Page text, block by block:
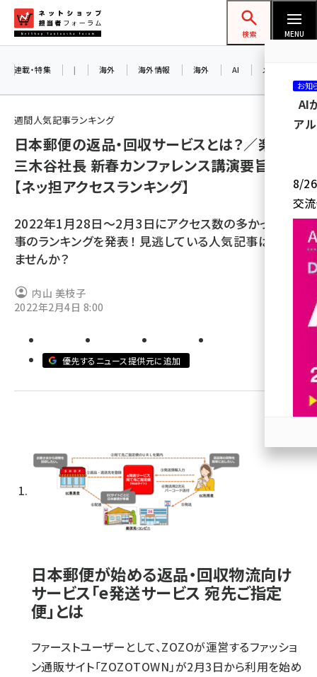
ン
ネットショップ担当者フォーラム
検索 MENU
amazon (2249)
yahoo (1901)
ecbeing (1207)
アスクル (1119)
base (1077)
ビィ・フォアード (773)
revico (740)
連載・特集 | 海外 海外情報 海外 AI メタバース
週間人気記事ランキング
日本郵便の返品・回収サービスとは？／楽天
三木谷社長 新春カンファレンス講演要旨
【ネッ担アクセスランキング】
2022年1月28日～2月3日にアクセス数の多かった記
事のランキングを発表！ 見逃している人気記事はあり
ませんか？
内山 美枝子
2022年2月4日 8:00
優先するニュース提供元に追加
日本郵便が始める返品・回収物流向け
サービス「e発送サービス 宛先ご指定
便」とは
ファーストユーザーとして、ZOZOが運営するファッショ
ン通販サイト「ZOZOTOWN」が2月3日から利用を始め
お知
AI
ア
8/26
交
参